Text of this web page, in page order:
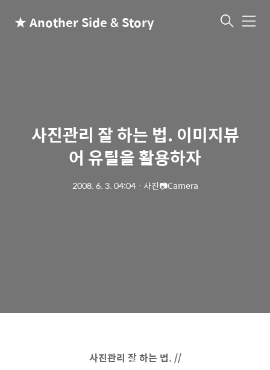
★ Another Side & Story 메
사진관리 잘 하는 법. 이미지뷰
어 유틸을 활용하자
2008. 6. 3. 04:04ㆍ 사진📷Camera
사진관리 잘 하는 법. //